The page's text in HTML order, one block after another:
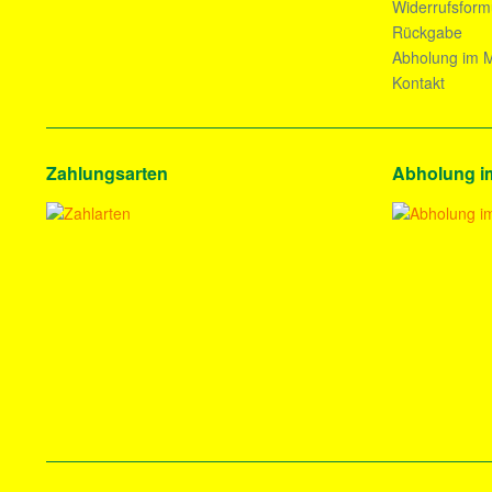
Rückgabe
Abholung im
Kontakt
Zahlungsarten Abholung